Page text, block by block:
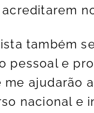
também
pessoal e
ajudarão
nacional e